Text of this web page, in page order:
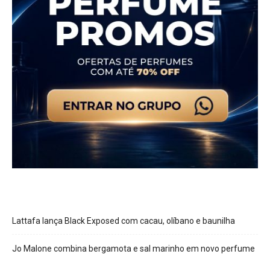
Lattafa lança Black Exposed com cacau, olíbano e baunilha
Jo Malone combina bergamota e sal marinho em novo perfume